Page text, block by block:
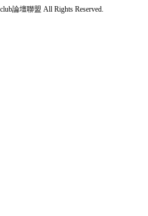
論壇聯盟 All Rights Reserved.